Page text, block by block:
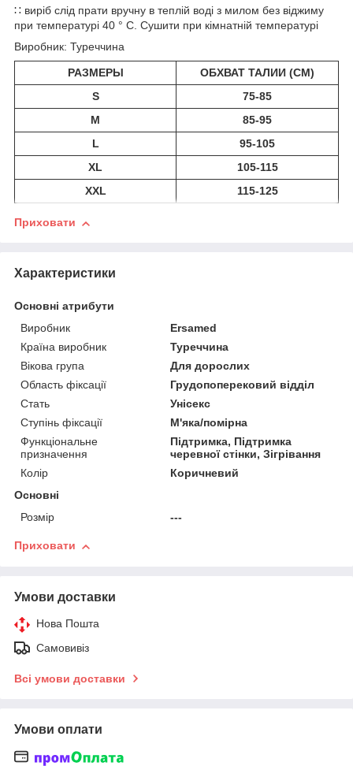
∷ виріб слід прати вручну в теплій воді з милом без віджиму
при температурі 40 ° C. Сушити при кімнатній температурі
Виробник: Туреччина
РАЗМЕРЫ
ОБХВАТ ТАЛИИ (CM)
S
75-85
M
85-95
L
95-105
XL
105-115
XXL
115-125
Приховати
Характеристики
Основні атрибути
Виробник
Ersamed
Країна виробник
Туреччина
Вікова група
Для дорослих
Область фіксації
Грудопоперековий відділ
Стать
Унісекс
Ступінь фіксації
М'яка/помірна
Функціональне
призначення
Підтримка, Підтримка
черевної стінки, Зігрівання
Колір
Коричневий
Основні
Розмір
---
Приховати
Умови доставки
Нова Пошта
Самовивіз
Всі умови доставки
Умови оплати